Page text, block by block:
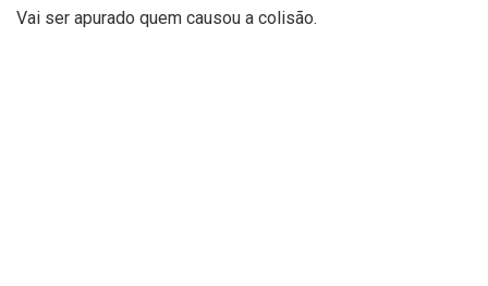
Vai ser apurado quem causou a colisão.